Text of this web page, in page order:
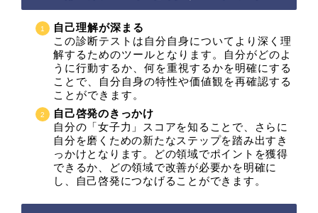
自己理解が深まる
この診断テストは自分自身についてより深く理
解するためのツールとなります。自分がどのよ
うに行動するか、何を重視するかを明確にする
ことで、自分自身の特性や価値観を再確認する
ことができます。
自己啓発のきっかけ
自分の「女子力」スコアを知ることで、さらに
自分を磨くための新たなステップを踏み出すき
っかけとなります。どの領域でポイントを獲得
できるか、どの領域で改善が必要かを明確に
し、自己啓発につなげることができます。